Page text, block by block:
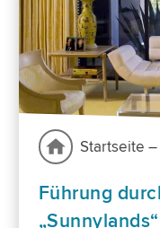
Startseite
Führung
„Sunnylands“